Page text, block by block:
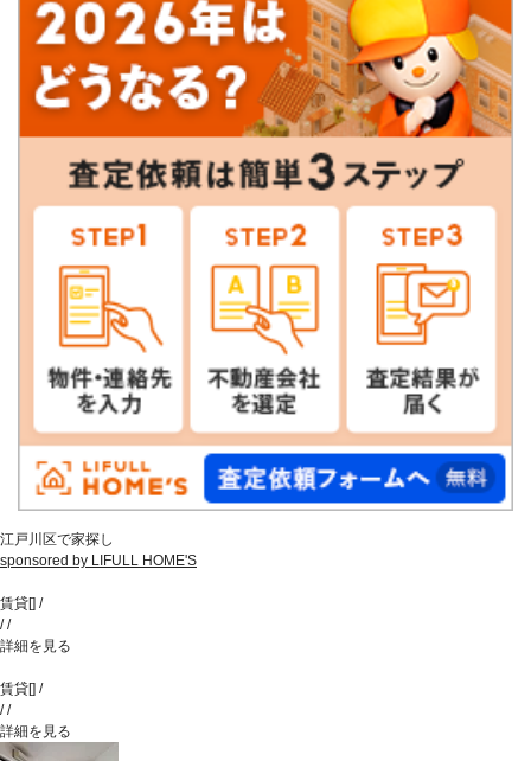
江戸川区で家探し
sponsored by LIFULL HOME'S
賃貸[] /
//
詳細を見る
賃貸[] /
//
詳細を見る